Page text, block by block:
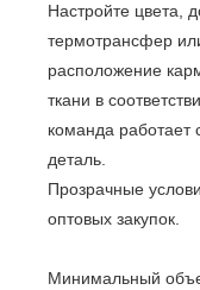
Настройте цвета,
термотрансфер
расположение
ткани в
команда работает
деталь.
Прозрачные
оптовых закупок.
Минимальный